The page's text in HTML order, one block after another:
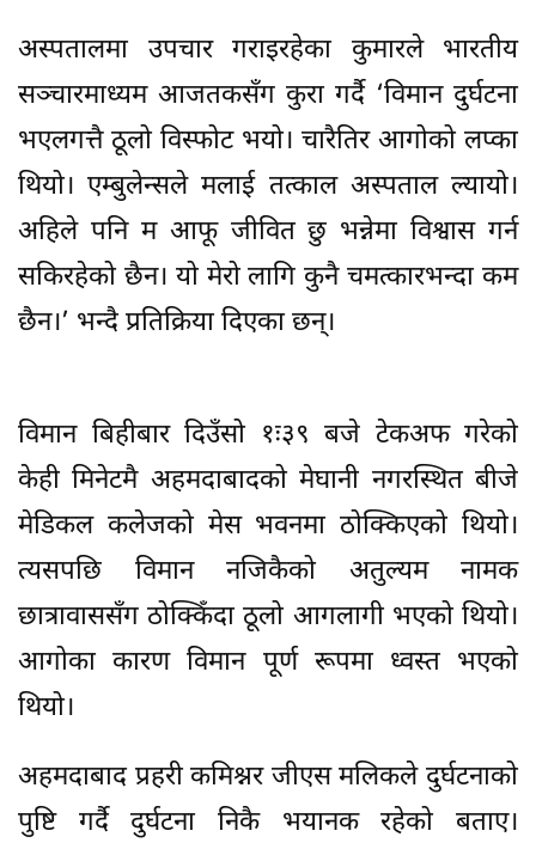
अस्पतालमा उपचार गराइरहेका कुमारले भारतीय
सञ्चारमाध्यम आजतकसँग कुरा गर्दै ‘विमान दुर्घटना
भएलगत्तै ठूलो विस्फोट भयो। चारैतिर आगोको लप्का
थियो। एम्बुलेन्सले मलाई तत्काल अस्पताल ल्यायो।
अहिले पनि म आफू जीवित छु भन्नेमा विश्वास गर्न
सकिरहेको छैन। यो मेरो लागि कुनै चमत्कारभन्दा कम
छैन।’ भन्दै प्रतिक्रिया दिएका छन्।
विमान बिहीबार दिउँसो १ः३९ बजे टेकअफ गरेको
केही मिनेटमै अहमदाबादको मेघानी नगरस्थित बीजे
मेडिकल कलेजको मेस भवनमा ठोक्किएको थियो।
त्यसपछि विमान नजिकैको अतुल्यम नामक
छात्रावाससँग ठोक्किँदा ठूलो आगलागी भएको थियो।
आगोका कारण विमान पूर्ण रूपमा ध्वस्त भएको
थियो।
अहमदाबाद प्रहरी कमिश्नर जीएस मलिकले दुर्घटनाको
पुष्टि गर्दै दुर्घटना निकै भयानक रहेको बताए।